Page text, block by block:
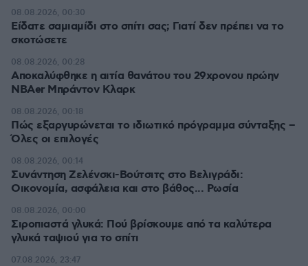
Είδατε σαμιαμίδι στο σπίτι σας; Γιατί δεν πρέπει να το
σκοτώσετε
08.08.2026, 00:30
Αποκαλύφθηκε η αιτία θανάτου του 29χρονου πρώην
NBAer Μπράντον Κλαρκ
08.08.2026, 00:28
Πώς εξαργυρώνεται το ιδιωτικό πρόγραμμα σύνταξης –
Όλες οι επιλογές
08.08.2026, 00:18
Συνάντηση Ζελένσκι-Βούτσιτς στο Βελιγράδι:
Οικονομία, ασφάλεια και στο βάθος... Ρωσία
08.08.2026, 00:14
Σιροπιαστά γλυκά: Πού βρίσκουμε από τα καλύτερα
γλυκά ταψιού για το σπίτι
08.08.2026, 00:00
07.08.2026, 23:47